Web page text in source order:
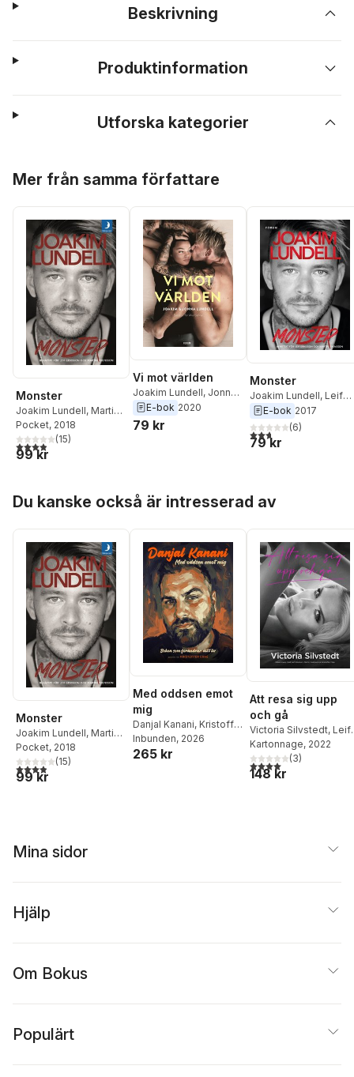
Beskrivning
Produktinformation
Utforska kategorier
Mer från samma författare
Monster
Joakim Lundell, Martin
Svensson,Leif
Eriksson
Pocket, 2018
3,9utav 5 stjärnor. Totalt antal röster:
(15)
99 kr
Vi mot världen
Joakim Lundell, Jonna
Lundell
E-bok 2020
79 kr
Monster
Joakim Lundell, Leif
Eriksson, Martin
Svensson
E-bok 2017
2,7utav 5 stjärnor.
(6)
79 kr
Du kanske också är intresserad av
Monster
Joakim Lundell, Martin
Svensson,Leif
Eriksson
Pocket, 2018
3,9utav 5 stjärnor. Totalt antal röster:
(15)
99 kr
Med oddsen emot
mig
Danjal Kanani, Kristoffer
Cras
Inbunden, 2026
265 kr
Att resa sig upp
och gå
Victoria Silvstedt, Leif
Eriksson,Martin
Svensson,
Cras
Kartonnage, 2022
4,0utav 5 stjärnor.
(3)
148 kr
Mina sidor
Hjälp
Om Bokus
Populärt